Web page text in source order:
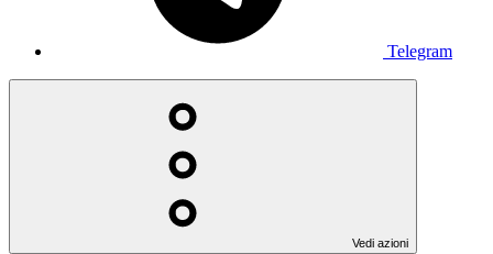
Telegram
Vedi azioni